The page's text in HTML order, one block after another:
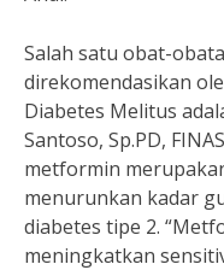
Salah satu obat-
direkomendasikan
Diabetes Melitus
Santoso, Sp.PD,
metformin
menurunkan kadar
diabetes tipe 2.
meningkatkan